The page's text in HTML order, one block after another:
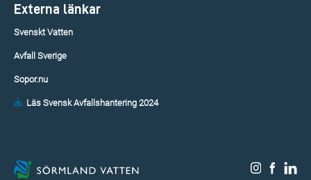
Externa länkar
Svenskt Vatten
Avfall Sverige
Sopor.nu
Läs Svensk Avfallshantering 2024